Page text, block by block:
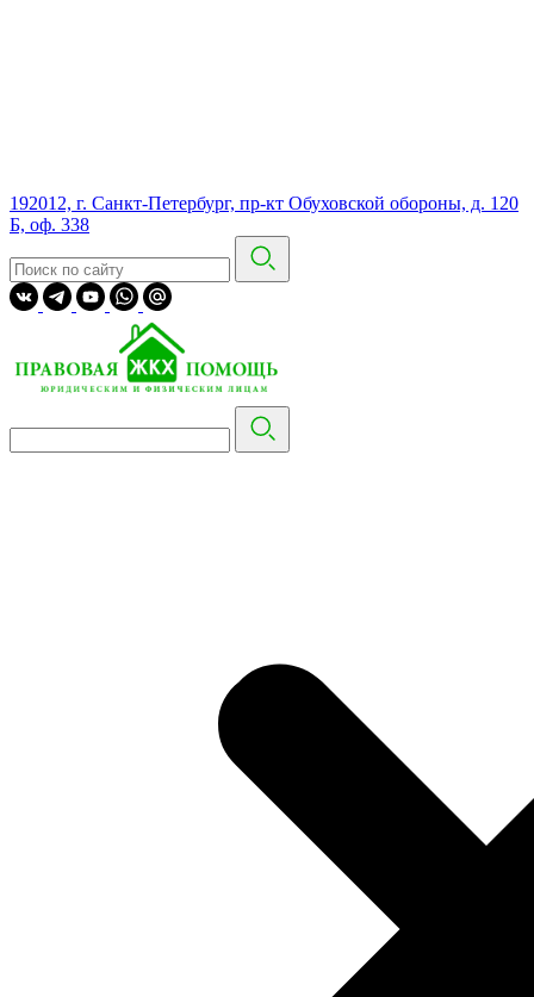
192012, г. Санкт-Петербург, пр-кт Обуховской обороны, д. 120
Б, оф. 338